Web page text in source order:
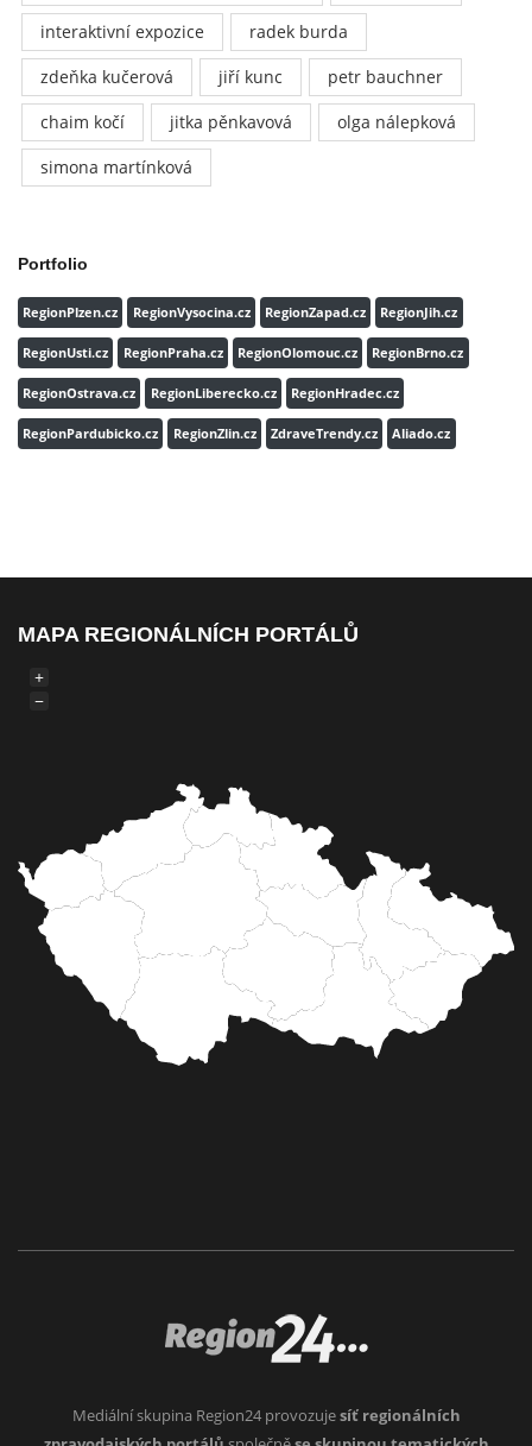
interaktivní expozice
radek burda
zdeňka kučerová
jiří kunc
petr bauchner
chaim kočí
jitka pěnkavová
olga nálepková
simona martínková
Portfolio
RegionPlzen.cz RegionVysocina.cz RegionZapad.cz RegionJih.cz
RegionUsti.cz RegionPraha.cz RegionOlomouc.cz RegionBrno.cz
RegionOstrava.cz RegionLiberecko.cz RegionHradec.cz
RegionPardubicko.cz RegionZlin.cz ZdraveTrendy.cz Aliado.cz
MAPA REGIONÁLNÍCH PORTÁLŮ
+
−
Mediální skupina Region24 provozujesíť regionálních